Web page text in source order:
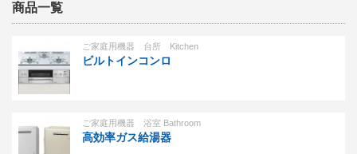
商品一覧
ご家庭用機器 台所 Kitchen
ビルトインコンロ
ご家庭用機器 浴室 Bathroom
高効率ガス給湯器